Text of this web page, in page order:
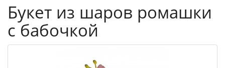
Букет из шаров ромашки
с бабочкой